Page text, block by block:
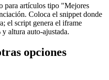
para artículos tipo "Mejores
Coloca el snippet donde
el script genera el iframe
altura auto-ajustada.
opciones